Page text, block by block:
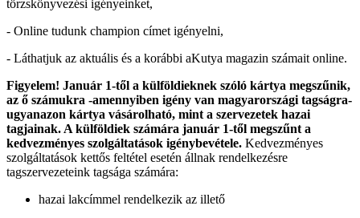
törzskönyvezési igényeinket,
- Online tudunk champion címet igényelni,
- Láthatjuk az aktuális és a korábbi aKutya magazin számait online.
Figyelem! Január 1-től a külföldieknek szóló kártya megszűnik,
az ő számukra -amennyiben igény van magyarországi tagságra-
ugyanazon kártya vásárolható, mint a szervezetek hazai
tagjainak. A külföldiek számára január 1-től megszűnt a
kedvezményes szolgáltatások igénybevétele. Kedvezményes
szolgáltatások kettős feltétel esetén állnak rendelkezésre
tagszervezeteink tagsága számára:
hazai lakcímmel rendelkezik az illető